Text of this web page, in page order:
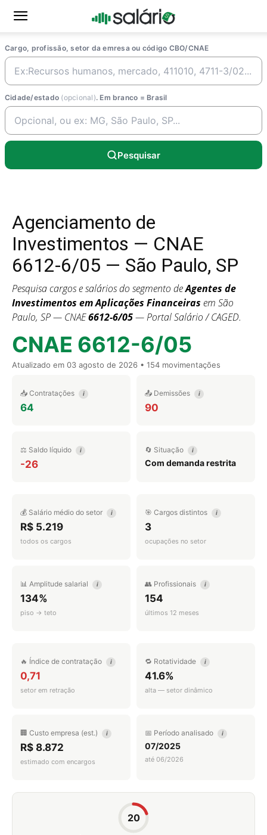
Cargo, profissão, setor da emresa ou código CBO/CNAE
Cidade/estado (opcional). Em branco = Brasil
Pesquisar
Agenciamento de
Investimentos — CNAE
6612-6/05 — São Paulo, SP
Pesquisa cargos e salários do segmento deAgentes de
Investimentos em Aplicações Financeiras em São
Paulo, SP — CNAE6612-6/05— Portal Salário / CAGED.
CNAE 6612-6/05
Atualizado em 03 agosto de 2026 • 154 movimentações
📥 Contratações i
64
📤 Demissões i
90
⚖️ Saldo líquido i
-26
🔄 Situação i
Com demanda restrita
💰 Salário médio do setor i
R$ 5.219
todos os cargos
🎯 Cargos distintos i
3
ocupações no setor
📊 Amplitude salarial i
134%
piso → teto
👥 Profissionais i
154
últimos 12 meses
🔥 Índice de contratação i
0,71
setor em retração
🔁 Rotatividade i
41.6%
alta — setor dinâmico
🏢 Custo empresa (est.) i
R$ 8.872
estimado com encargos
📅 Período analisado i
07/2025
até 06/2026
20